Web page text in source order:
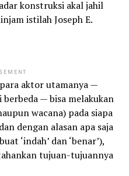
konstruksi akal jahil
istilah Joseph E.
aktor utamanya —
— bisa melakukan
wacana) pada siapa
dengan alasan apa saja
‘indah’ dan ‘benar’),
tujuan-tujuannya